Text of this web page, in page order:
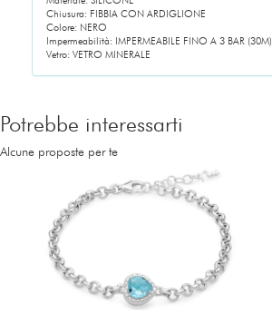
Chiusura: FIBBIA CON ARDIGLIONE
Colore: NERO
Impermeabilità: IMPERMEABILE FINO A 3 BAR (30M)
Vetro: VETRO MINERALE
Potrebbe interessarti
Alcune proposte per te